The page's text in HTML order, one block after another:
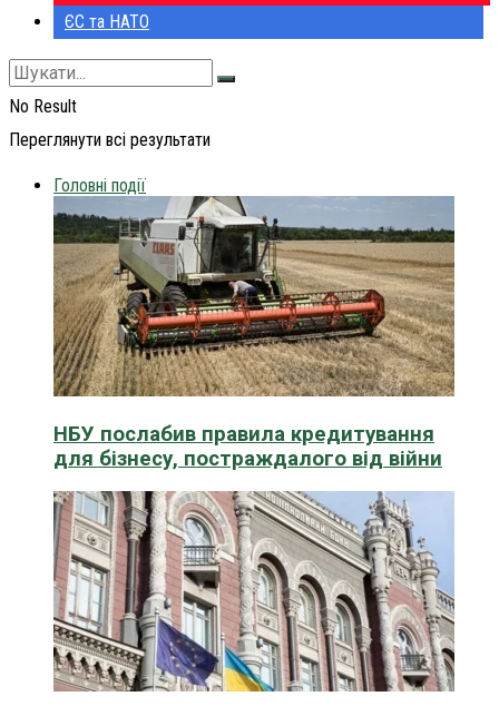
ЄС та НАТО
No Result
Переглянути всі результати
Головні події
НБУ послабив правила кредитування
для бізнесу, постраждалого від війни